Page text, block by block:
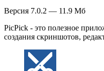
Версия 7.0.2 — 11.9 Мб
PicPick - это полезное
создания скриншотов,